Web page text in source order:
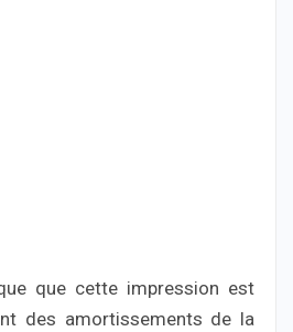
que cette impression est
des amortissements de la